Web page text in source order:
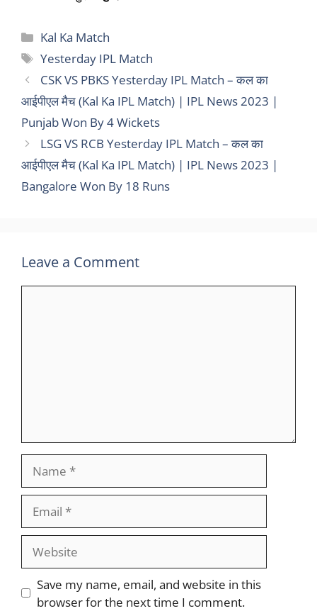
Categories
Kal Ka Match
Tags
Yesterday IPL Match
CSK VS PBKS Yesterday IPL Match – कल का
आईपीएल मैच (Kal Ka IPL Match) | IPL News 2023 |
Punjab Won By 4 Wickets
LSG VS RCB Yesterday IPL Match – कल का
आईपीएल मैच (Kal Ka IPL Match) | IPL News 2023 |
Bangalore Won By 18 Runs
Leave a Comment
Website
Save my name, email, and website in this
browser for the next time I comment.